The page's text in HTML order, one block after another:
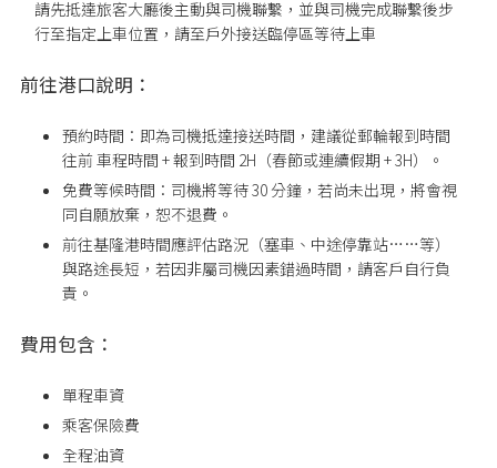
請先抵達旅客大廳後主動與司機聯繫，並與司機完成聯繫後步
行至指定上車位置 ，請至戶外接送臨停區等待上車
前往港口說明：
預約時間：即為司機抵達接送時間，建議從郵輪報到時間
往前 車程時間 + 報到時間 2H（春節或連續假期 + 3H）。
免費等候時間：司機將等待 30 分鐘，若尚未出現，將會視
同自願放棄，恕不退費。
前往基隆港時間應評估路況（塞車、中途停靠站……等）
與路途長短，若因非屬司機因素錯過時間，請客戶自行負
責。
費用包含：
單程車資
乘客保險費
全程油資